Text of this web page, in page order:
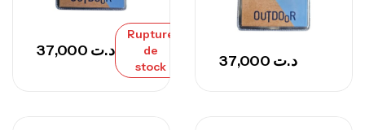
د.ت
Rupture
de
stock
د.ت